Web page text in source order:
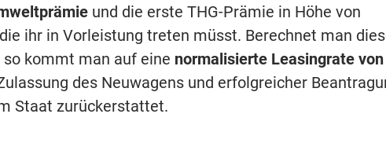
und die erste THG-Prämie in Höhe von
ihr in Vorleistung treten müsst. Berechnet man
kommt man auf eine normalisierte Leasingrate von
des Neuwagens und erfolgreicher
Staat zurückerstattet.